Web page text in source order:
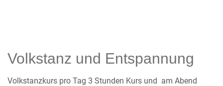
Volkstanz und Entspannung
Volkstanzkurs pro Tag 3 Stunden Kurs und am Abend